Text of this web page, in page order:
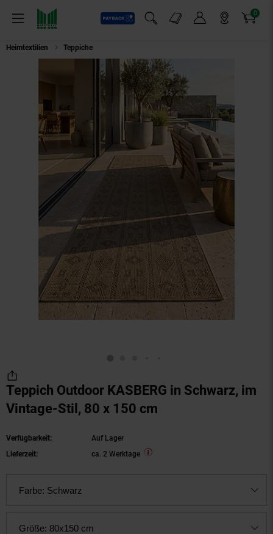
Menü
Payback
Suchfeld einblenden
Markt-Angebote 0
Artikel
Heimtextilien Teppiche
Teppich Outdoor KASBERG in Schwarz, im
Vintage-Stil, 80 x 150 cm
Verfügbarkeit:
Auf Lager
Lieferzeit:
ca. 2 Werktage
Farbe: Schwarz
Größe: 80x150 cm